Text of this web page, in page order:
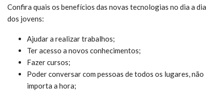
Confira quais os benefícios das novas tecnologias no dia a dia
dos jovens:
Ajudar a realizar trabalhos;
Ter acesso a novos conhecimentos;
Fazer cursos;
Poder conversar com pessoas de todos os lugares, não
importa a hora;